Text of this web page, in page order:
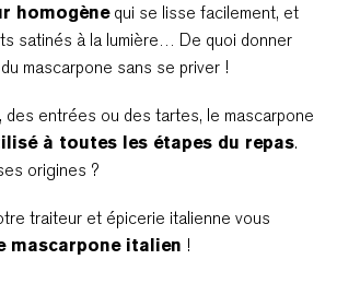
homogènequi se lisse facilement, et
satinés à la lumière… De quoi donner
mascarpone sans se priver !
des entrées ou des tartes, le mascarpone
à toutes les étapes du repas.
origines ?
traiteur et épicerie italienne vous
mascarpone italien !